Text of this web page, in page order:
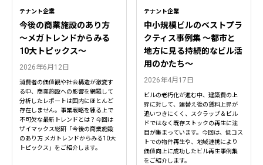
テナント企業
今後の商業施設のあり方
〜メガトレンドからみる
10大トピックス〜
2026年6月12日
消費者の価値観や社会構造が激変す
る中、商業施設への影響を網羅して
分析したレポートは国内にほとんど
存在しません。事業戦略を練る上で
不可欠な最新トレンドとは？今回は
ザイマックス総研「今後の商業施設
のあり方 メガトレンドからみる10大
トピックス」をご紹介します。
テナント企業
中小規模ビルのベストプラ
クティス事例集 ～都市と
地方に見る持続的なビル活
用のかたち～
2026年4月17日
ビルの老朽化が進む中、建築費の上
昇に対して、建替え後の賃料上昇が
追いつきにくく、スクラップ＆ビル
ドではなく既存ストックの再生に注
目が集まっています。今回は、低コス
トでの物件再生や、地域連携により
価値向上に成功したビル再生事例集
をご紹介します。